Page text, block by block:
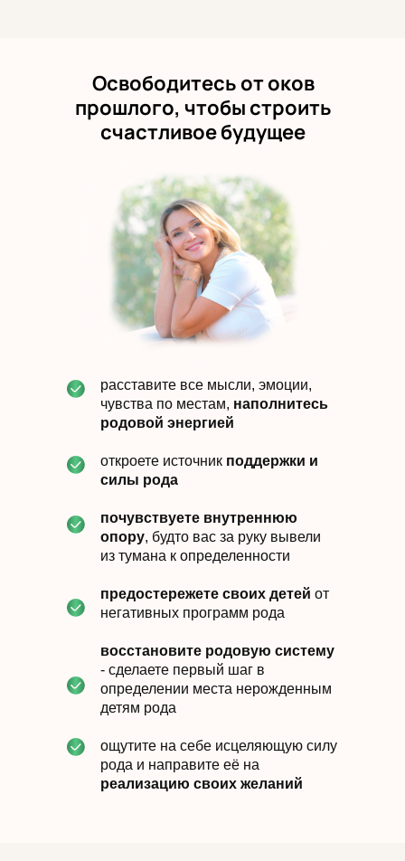
Освободитесь от оков
прошлого, чтобы строить
счастливое будущее
расставите все мысли, эмоции,
чувства по местам, наполнитесь
родовой энергией
откроете источник поддержки и
силы рода
почувствуете внутреннюю
опору, будто вас за руку вывели
из тумана к определенности
предостережете своих детей от
негативных программ рода
восстановите родовую систему
- сделаете первый шаг в
определении места нерожденным
детям рода
ощутите на себе исцеляющую силу
рода и направите её на
реализацию своих желаний